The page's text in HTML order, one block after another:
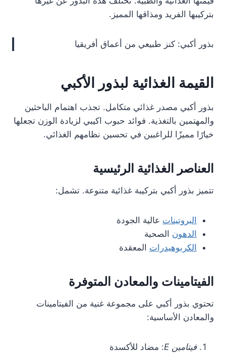
بتركيبها الفريد ومذاقها المميز.
بذور أكبي: كنز طبيعي من أعماق أفريقيا
القيمة الغذائية لبذور الأكبي
بذور أكبي مصدر غذائي متكامل. تجذب اهتمام الباحثين
والمهتمين بالتغذية. فوائد حبوب اكيبي لزيادة الوزن تجعلها
خيارًا مميزًا للراغبين في تحسين نظامهم الغذائي.
العناصر الغذائية الرئيسية
تتميز بذور أكبي بتركيبة غذائية متنوعة. تشمل:
البروتينات عالية الجودة
الدهون الصحية
الكربوهيدرات المعقدة
الفيتامينات والمعادن المتوفرة
تحتوي بذور أكبي على مجموعة غنية من الفيتامينات
والمعادن الأساسية:
فيتامين E
: مضاد للأكسدة